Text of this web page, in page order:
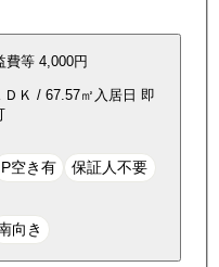
費等 4,000円
ＤＫ / 67.57㎡ 入居日 即
P空き有 保証人不要
向き